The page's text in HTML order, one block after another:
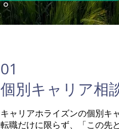
01
個別キャリア相
キャリアホライズンの個別キ
転職だけに限らず、「この先